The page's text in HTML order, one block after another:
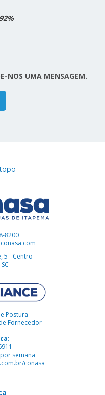
NOS UMA MENSAGEM.
8200
5 - Centro
Postura
Fornecedor
semana
conasa